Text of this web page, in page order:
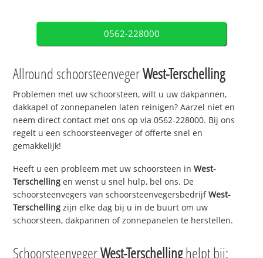
0562-228000
Allround schoorsteenvegerWest-Terschelling
Problemen met uw schoorsteen, wilt u uw dakpannen,
dakkapel of zonnepanelen laten reinigen? Aarzel niet en
neem direct contact met ons op via 0562-228000. Bij ons
regelt u een schoorsteenveger of offerte snel en
gemakkelijk!
Heeft u een probleem met uw schoorsteen inWest-
Terschelling en wenst u snel hulp, bel ons. De
schoorsteenvegers van schoorsteenvegersbedrijfWest-
Terschelling zijn elke dag bij u in de buurt om uw
schoorsteen, dakpannen of zonnepanelen te herstellen.
SchoorsteenvegerWest-Terschellinghelpt bij: